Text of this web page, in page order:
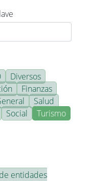
Diversos
Finanzas
Salud
Social
Turismo
entidades